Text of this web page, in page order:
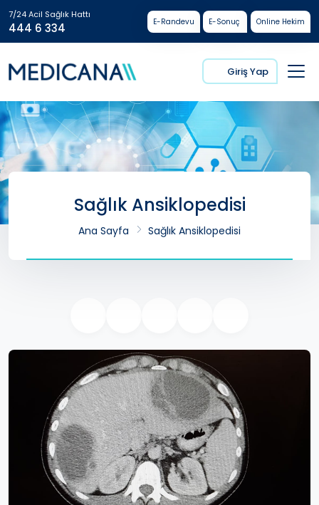
7/24 Acil Sağlık Hattı
444 6 334 E-Randevu E-Sonuç Online Hekim
Giriş Yap
Sağlık Ansiklopedisi
Ana Sayfa Sağlık Ansiklopedisi